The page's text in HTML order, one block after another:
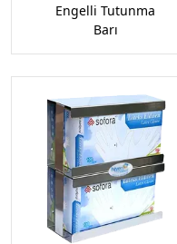
Engelli Tutunma
Barı